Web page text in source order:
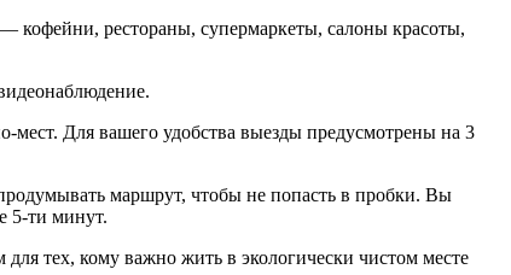
кофейни, рестораны, супермаркеты, салоны красоты,
Для вашего удобства выезды предусмотрены на 3
маршрут, чтобы не попасть в пробки. Вы
5-ти минут.
тех, кому важно жить в экологически чистом месте